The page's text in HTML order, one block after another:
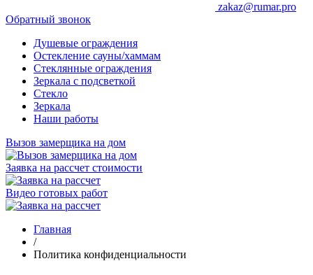
zakaz@rumar.pro
Обратный звонок
Душевые ограждения
Остекление сауны/хаммам
Стеклянные ограждения
Зеркала с подсветкой
Стекло
Зеркала
Наши работы
Вызов замерщика на дом
Заявка на рассчет стоимости
Видео готовых работ
Главная
/
Политика конфиденциальности